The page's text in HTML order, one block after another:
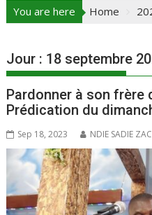
You are here Home
Jour : 18 septembre
Pardonner à son
Prédication du
Sep 18, 2023 NDIE SADIE